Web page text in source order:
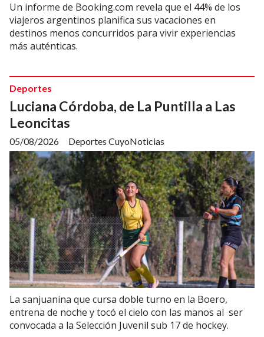
Un informe de Booking.com revela que el 44% de los
viajeros argentinos planifica sus vacaciones en
destinos menos concurridos para vivir experiencias
más auténticas.
Luciana Córdoba, de La Puntilla a Las
Leoncitas
Deportes CuyoNoticias
Deportes
05/08/2026
La sanjuanina que cursa doble turno en la Boero,
entrena de noche y tocó el cielo con las manos al ser
convocada a la Selección Juvenil sub 17 de hockey.